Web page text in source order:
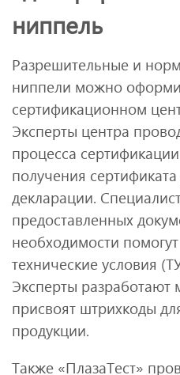
ниппель
Разрешительные и
ниппели можно
сертификационном
Эксперты центра
процесса
получения
декларации.
предоставленных
необходимости
технические условия
Эксперты разработают
присвоят штрихкоды
продукции.
Также «ПлазаТест»